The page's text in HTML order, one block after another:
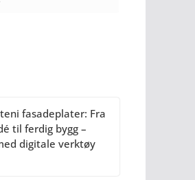
fasadeplater: Fra
til ferdig bygg –
digitale verktøy